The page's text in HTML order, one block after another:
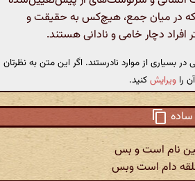
که در میان جمع، هیچ‌کس به حقیقت و
دچار خامی و نادانی هستند.
از موارد نادرستند. اگر این متن به نظرتان
را ویرایشکنید.
ساده
نام است و بس
دام است وبس